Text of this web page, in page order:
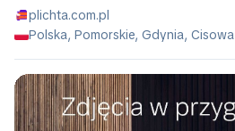
plichta.com.pl
Polska, Pomorskie, Gdynia, Cisowa